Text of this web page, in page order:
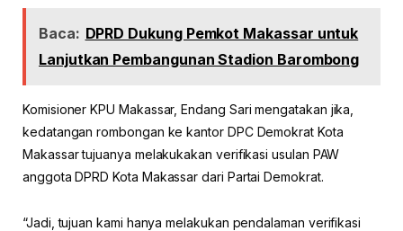
Baca: DPRD Dukung Pemkot Makassar untuk
Lanjutkan Pembangunan Stadion Barombong
Komisioner KPU Makassar, Endang Sari mengatakan jika,
kedatangan rombongan ke kantor DPC Demokrat Kota
Makassar tujuanya melakukakan verifikasi usulan PAW
anggota DPRD Kota Makassar dari Partai Demokrat.
“Jadi, tujuan kami hanya melakukan pendalaman verifikasi